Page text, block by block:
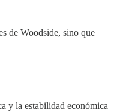
de Woodside, sino que
y la estabilidad económica